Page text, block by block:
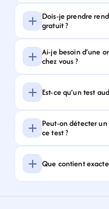
Dois-je prendre
gratuit ?
Ai-je besoin d’une
chez vous ?
Est-ce qu’un test
Peut-on détecter
ce test ?
Que contient